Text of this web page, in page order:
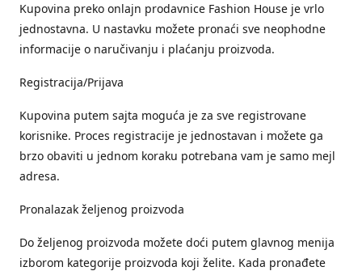
Kupovina preko onlajn prodavnice Fashion House je vrlo
jednostavna. U nastavku možete pronaći sve neophodne
informacije o naručivanju i plaćanju proizvoda.
Registracija/Prijava
Kupovina putem sajta moguća je za sve registrovane
korisnike. Proces registracije je jednostavan i možete ga
brzo obaviti u jednom koraku potrebana vam je samo mejl
adresa.
Pronalazak željenog proizvoda
Do željenog proizvoda možete doći putem glavnog menija
izborom kategorije proizvoda koji želite. Kada pronađete